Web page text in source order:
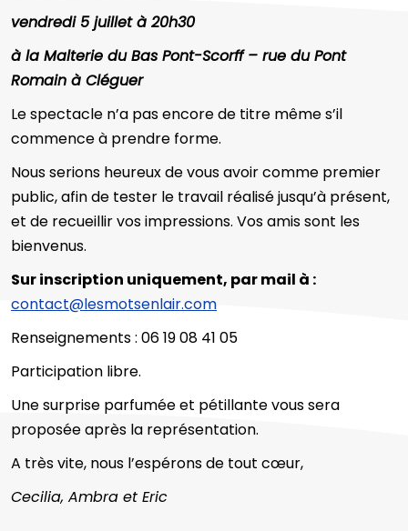
vendredi 5 juillet à 20h30
à la Malterie du Bas Pont-Scorff – rue du Pont
Romain à Cléguer
Le spectacle n’a pas encore de titre même s’il
commence à prendre forme.
Nous serions heureux de vous avoir comme premier
public, afin de tester le travail réalisé jusqu’à présent,
et de recueillir vos impressions. Vos amis sont les
bienvenus.
Sur inscription uniquement, par mail à :
contact@lesmotsenlair.com
Renseignements : 06 19 08 41 05
Participation libre.
Une surprise parfumée et pétillante vous sera
proposée après la représentation.
A très vite, nous l’espérons de tout cœur,
Cecilia, Ambra et Eric